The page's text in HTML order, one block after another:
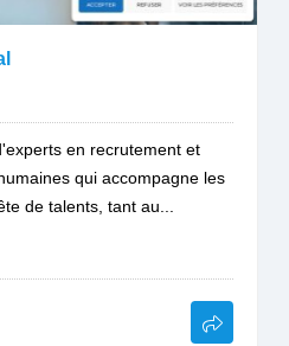
en recrutement et
qui accompagne les
de talents, tant au...